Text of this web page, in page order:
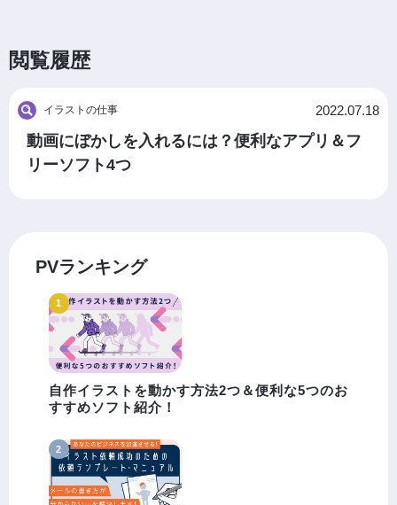
閲覧履歴
イラストの仕事 2022.07.18
動画にぼかしを入れるには？便利なアプリ＆フ
リーソフト4つ
PVランキング
自作イラストを動かす方法2つ＆便利な5つのお
すすめソフト紹介！